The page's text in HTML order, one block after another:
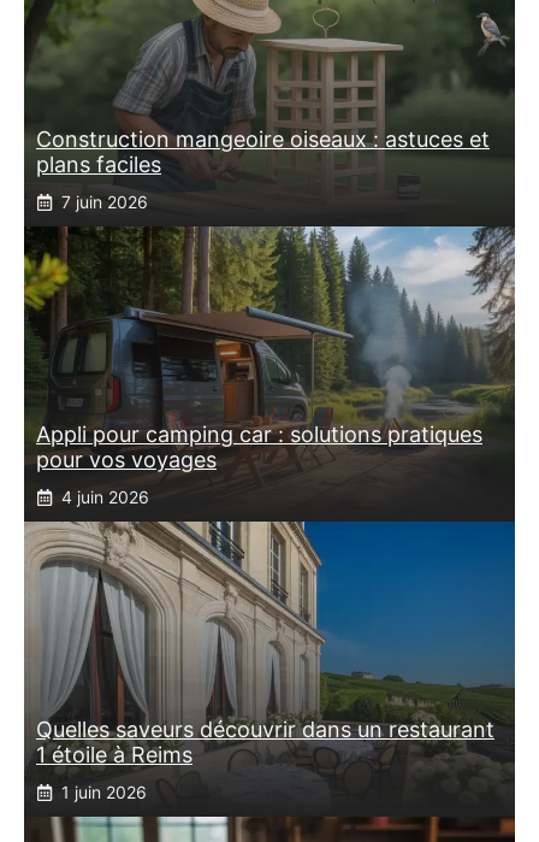
Construction mangeoire oiseaux : astuces et
plans faciles
7 juin 2026
Appli pour camping car : solutions pratiques
pour vos voyages
4 juin 2026
Quelles saveurs découvrir dans un restaurant
1 étoile à Reims
1 juin 2026